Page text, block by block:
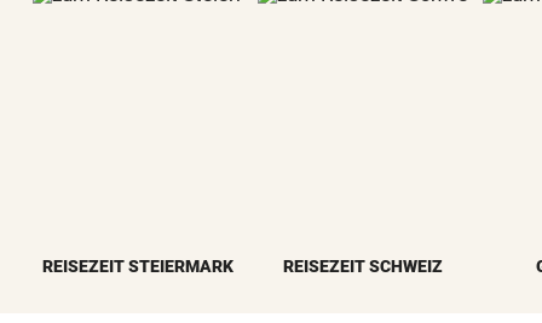
REISEZEIT STEIERMARK REISEZEIT SCHWEIZ